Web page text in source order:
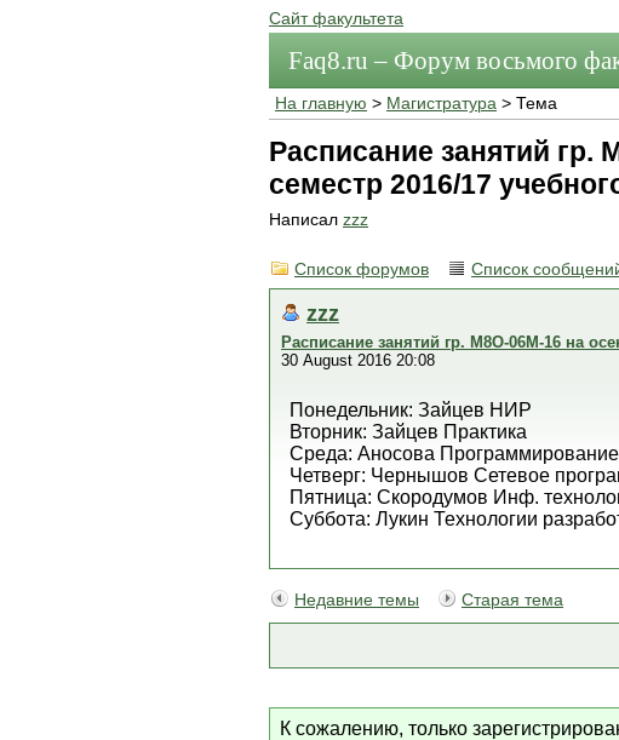
Сайт факультета
Faq8.ru – Форум восьмого
На главную > Магистратура > Тема
Расписание занятий
семестр 2016/17
Написал zzz
Список форумов Список
zzz
Расписание занятий гр. М8О-06М-16 на
30 August 2016 20:08
Понедельник: Зайцев НИР
Вторник: Зайцев Практика
Среда: Аносова Программирование
Четверг: Чернышов Сетевое
Пятница: Скородумов Инф.
Суббота: Лукин Технологии
Недавние темы Старая тема
К сожалению, только